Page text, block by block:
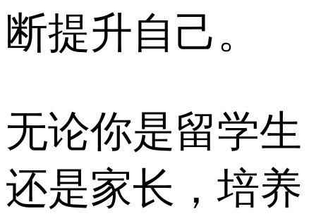
断提升自己。
无论你是留学生
还是家长，培养